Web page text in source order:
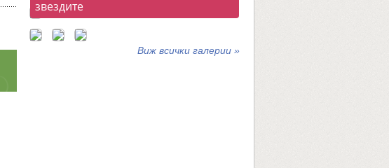
звездите
Виж всички галерии »